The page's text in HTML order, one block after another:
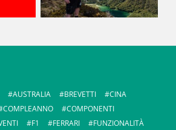
AUSTRALIA BREVETTI
CINA
COMPLEANNO
COMPONENTI
F1 FERRARI
FUNZIONALITÀ